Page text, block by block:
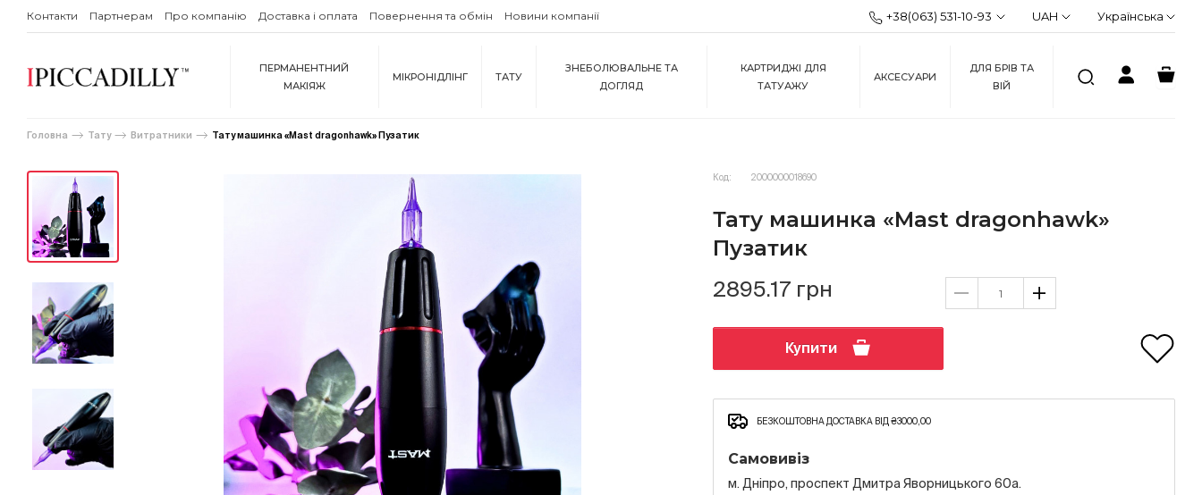
Контакти Партнерам Про компанію Доставка і оплата Повернення та обмін Новини компанії +38(063) 531-10-93 UAH Українська
ПЕРМАНЕНТНИЙ
МАКІЯЖ
МІКРОНІДЛІНГ ТАТУ
ЗНЕБОЛЮВАЛЬНЕ ТА
ДОГЛЯД
КАРТРИДЖІ ДЛЯ
ТАТУАЖУ
АКСЕСУАРИ
ДЛЯ БРІВ ТА
ВІЙ
Головна Тату Витратники Тату машинка «Mast dragonhawk» Пузатик
Код: 2000000018690
Тату машинка «Mast dragonhawk»
Пузатик
2895.17 грн
Купити
БЕЗКОШТОВНА ДОСТАВКА ВІД ₴3000,00
Самовивіз
м. Дніпро, проспект Дмитра Яворницького 60а.